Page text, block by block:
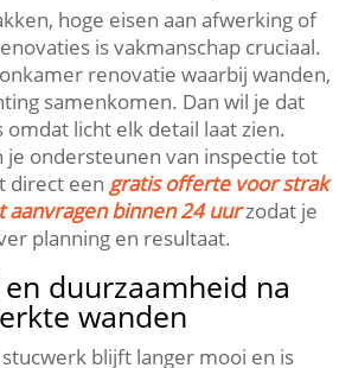
hoge eisen aan afwerking of
is vakmanschap cruciaal.​
renovatie waarbij wanden,
samenkomen.​ Dan wil je dat
omdat licht elk detail laat zien.​
je ondersteunen van inspectie tot
direct een gratis offerte voor strak
aanvragen binnen 24 uurzodat je
planning en resultaat.​
duurzaamheid na
wanden
blijft langer mooi en is